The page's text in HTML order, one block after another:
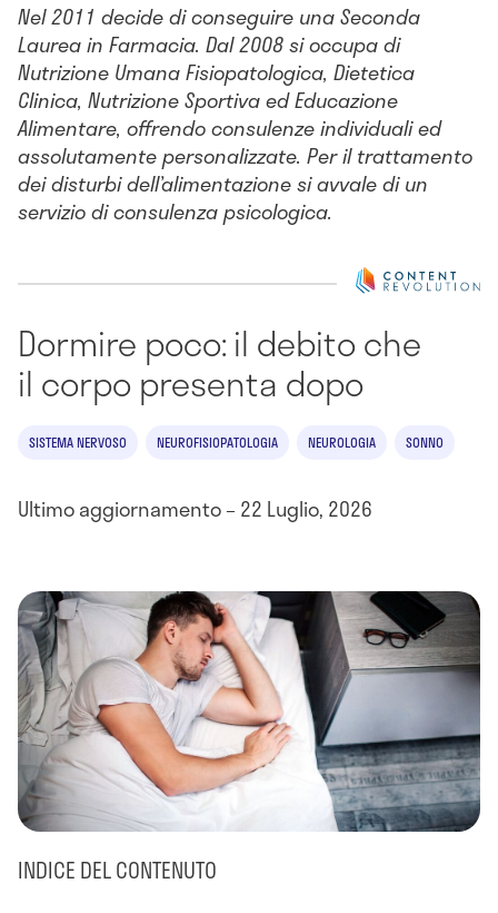
Nel 2011 decide di conseguire una Seconda
Laurea in Farmacia. Dal 2008 si occupa di
Nutrizione Umana Fisiopatologica, Dietetica
Clinica, Nutrizione Sportiva ed Educazione
Alimentare, offrendo consulenze individuali ed
assolutamente personalizzate. Per il trattamento
dei disturbi dell’alimentazione si avvale di un
servizio di consulenza psicologica.
Dormire poco: il debito che
il corpo presenta dopo
SISTEMA NERVOSO NEUROFISIOPATOLOGIA NEUROLOGIA SONNO
Ultimo aggiornamento – 22 Luglio, 2026
INDICE DEL CONTENUTO